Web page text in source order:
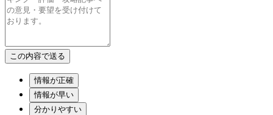
情報が正確
情報が早い
分かりやすい